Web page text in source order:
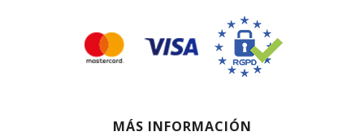
MÁS INFORMACIÓN